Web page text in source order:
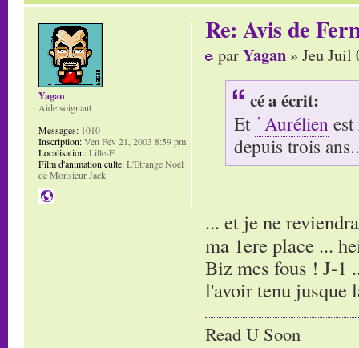
Re: Avis de
parYagan » Jeu Juil
cé a écrit:
Et Aurélien
depuis trois
... et je ne
ma 1ere place ...
Biz mes fous ! J-1
l'avoir tenu jusque
Read U Soon
Yagan
Aide soignant
Messages: 1010
Inscription:Ven Fév 21, 2003 8:59 pm
Localisation:Lille-F
Film d'animation culte:L'Etrange Noel
de Monsieur Jack